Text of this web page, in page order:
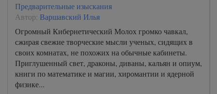
Предварительные изыскания
Автор: Варшавский Илья
Огромный Кибернетический Молох громко чавкал,
сжирая свежие творческие мысли ученых, сидящих в
своих комнатах, не похожих на обычные кабинеты.
Приглушенный свет, драконы, диваны, кальян и опиум,
книги по математике и магии, хиромантии и ядерной
физике...